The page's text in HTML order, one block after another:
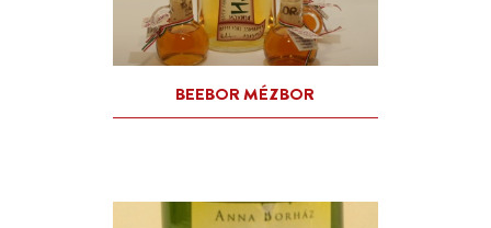
BEEBOR ELSŐ MAGYAR
MANUFAKTÚRA KFT.